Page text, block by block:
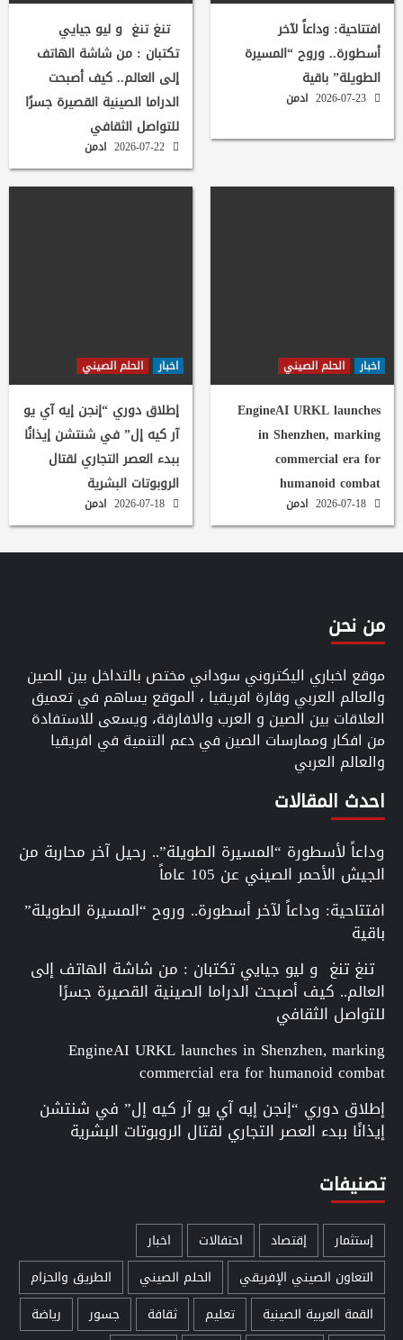
افتتاحية: وداعاً لآخر
أسطورة.. وروح “المسيرة
الطويلة” باقية
ادمن
تنغ تنغ و ليو جيايي
تكتبان : من شاشة الهاتف
إلى العالم.. كيف أصبحت
الدراما الصينية القصيرة جسرًا
للتواصل الثقافي
ادمن
اخبار الحلم الصيني
EngineAI URKL launches
in Shenzhen, marking
commercial era for
humanoid combat
ادمن
اخبار الحلم الصيني
إطلاق دوري “إنجن إيه آي يو
آر كيه إل” في شنتشن إيذانًا
ببدء العصر التجاري لقتال
الروبوتات البشرية
ادمن
من نحن
موقع اخباري اليكتروني سوداني مختص بالتداخل بين الصين
والعالم العربي وقارة افريقيا ، الموقع يساهم في تعميق
العلاقات بين الصين و العرب والافارقة، ويسعى للاستفادة
من افكار وممارسات الصين في دعم التنمية في افريقيا
والعالم العربي
احدث المقالات
وداعاً لأسطورة “المسيرة الطويلة”.. رحيل آخر محاربة من
الجيش الأحمر الصيني عن 105 عاماً
افتتاحية: وداعاً لآخر أسطورة.. وروح “المسيرة الطويلة”
باقية
تنغ تنغ و ليو جيايي تكتبان : من شاشة الهاتف إلى
العالم.. كيف أصبحت الدراما الصينية القصيرة جسرًا
للتواصل الثقافي
EngineAI URKL launches in Shenzhen, marking
commercial era for humanoid combat
إطلاق دوري “إنجن إيه آي يو آر كيه إل” في شنتشن
إيذانًا ببدء العصر التجاري لقتال الروبوتات البشرية
تصنيفات
إستثمار إقتصاد احتفالات
اخبار
التعاون الصيني الإفريقي
الحلم الصيني
الطريق والحزام
القمة العربية الصينية
تعليم ثقافة جسور
رياضة